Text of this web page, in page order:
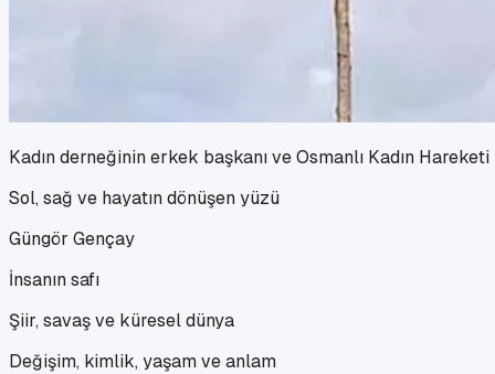
Kadın derneğinin erkek başkanı ve Osmanlı Kadın Hareketi
Sol, sağ ve hayatın dönüşen yüzü
Güngör Gençay
İnsanın safı
Şiir, savaş ve küresel dünya
Değişim, kimlik, yaşam ve anlam